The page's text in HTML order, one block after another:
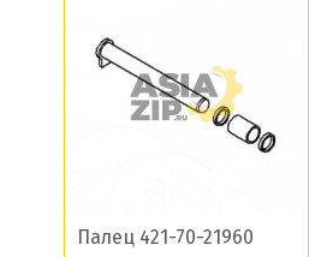
Палец 421-70-21960